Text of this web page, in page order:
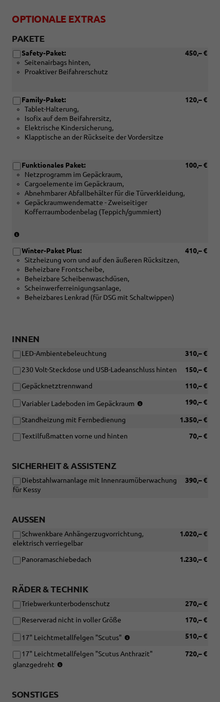
OPTIONALE EXTRAS
PAKETE
450,– €
Safety-Paket:
Seitenairbags hinten,
Proaktiver Beifahrerschutz
120,– €
Family-Paket:
Tablet-Halterung,
Isofix auf dem Beifahrersitz,
Elektrische Kindersicherung,
Klapptische an der Rückseite der Vordersitze
100,– €
Funktionales Paket:
Netzprogramm im Gepäckraum,
Cargoelemente im Gepäckraum,
Abnehmbarer Abfallbehälter für die Türverkleidung,
Gepäckraumwendematte - Zweiseitiger
Kofferraumbodenbelag (Teppich/gummiert)
Verbindung
mit:
[PKP]
Variabler
Ladeboden
im
410,– €
Winter-Paket Plus:
Sitzheizung vorn und auf den äußeren Rücksitzen,
Beheizbare Frontscheibe,
Beheizbare Scheibenwaschdüsen,
Scheinwerferreinigungsanlage,
Beheizbares Lenkrad (für DSG mit Schaltwippen)
INNEN
310,– €
LED-Ambientebeleuchtung
150,– €
230 Volt-Steckdose und USB-Ladeanschluss hinten
110,– €
Gepäcknetztrennwand
190,– €
Variabler Ladeboden im Gepäckraum
Reserverad
1.350,– €
Standheizung mit Fernbedienung
70,– €
Textilfußmatten vorne und hinten
SICHERHEIT & ASSISTENZ
390,– €
Diebstahlwarnanlage mit Innenraumüberwachung
für Kessy
AUSSEN
1.020,– €
Schwenkbare Anhängerzugvorrichtung,
elektrisch verriegelbar
1.230,– €
Panoramaschiebedach
RÄDER & TECHNIK
270,– €
Triebwerkunterbodenschutz
170,– €
Reserverad nicht in voller Größe
510,– €
17" Leichtmetallfelgen "Scutus"
R17
720,– €
17" Leichtmetallfelgen "Scutus Anthrazit"
glanzgedreht
SONSTIGES